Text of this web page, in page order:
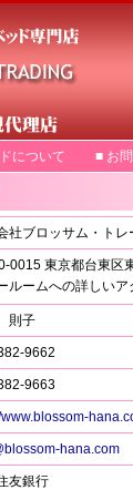
について ■ お
社ブロッサム・トレ
0015 東京都台東
ルームへの詳しい
則子
9662
9663
www.blossom-
hana.com
友銀行